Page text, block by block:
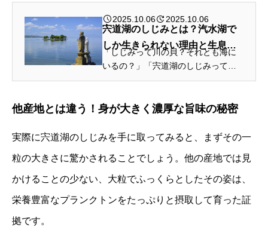
2025.10.06 2025.10.06
宍道湖のしじみとは？汽水湖で
しか生きられない理由と生息地
の特徴を解説
「しじみって川の貝？それとも海に
いるの？」「宍道湖のしじみって特
別って聞くけど、何が違うの？」そ
は、しじみが元気に育つ環境は“汽水
他産地とは違う！身が大きく濃厚な旨味の秘密
実際に宍道湖のしじみを手に取ってみると、まずその一
粒の大きさに驚かされることでしょう。他の産地では見
かけることの少ない、大粒でふっくらとしたその姿は、
栄養豊富なプランクトンをたっぷりと摂取して育った証
拠です。
出雲の神様としじみの深い関係｜古事記や風土記に記
された歴史的背景
縁結びの神様としじみの意外な共通点
なぜ宍道湖のしじみは特徴的なのか？神話の地が育む